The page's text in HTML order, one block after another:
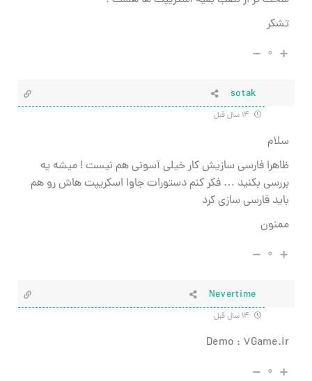
تشکر
۰
sotak
سلام
ظاهرا فارسی سازیش کار خیلی آسونی هم نیست ! میشه یه
بررسی بکنید … فکر کنم دستورات جاوا اسکریپت هاش رو هم
باید فارسی سازی کرد
ممنون
۰
Nevertime
Demo : 7Game.ir
۰